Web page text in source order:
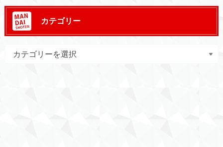
カテゴリー